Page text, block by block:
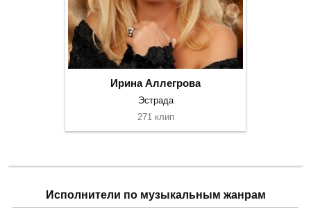
Ирина Аллегрова
Эстрада
271 клип
Исполнители по музыкальным жанрам